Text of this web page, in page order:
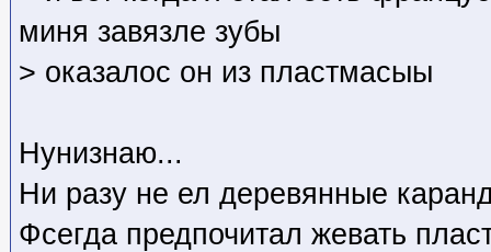
миня завязле зубы
> оказалос он из пластмасыы
Нунизнаю...
Ни разу не ел деревянные
Фсегда предпочитал жевать